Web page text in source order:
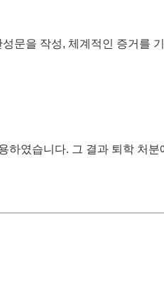
문을 작성, 체계적인 증거를
하였습니다. 그 결과 퇴학 처분